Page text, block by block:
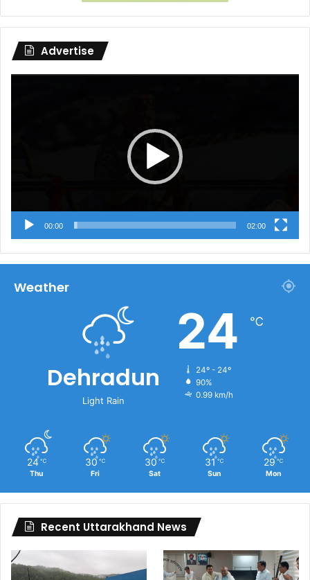
Advertise
00:00 02:00
Weather
Dehradun
Light Rain
24 ℃
24º - 24º
90%
0.99 km/h
24 ℃
Thu
30 ℃
Fri
30 ℃
Sat
31 ℃
Sun
29 ℃
Mon
Recent Uttarakhand News